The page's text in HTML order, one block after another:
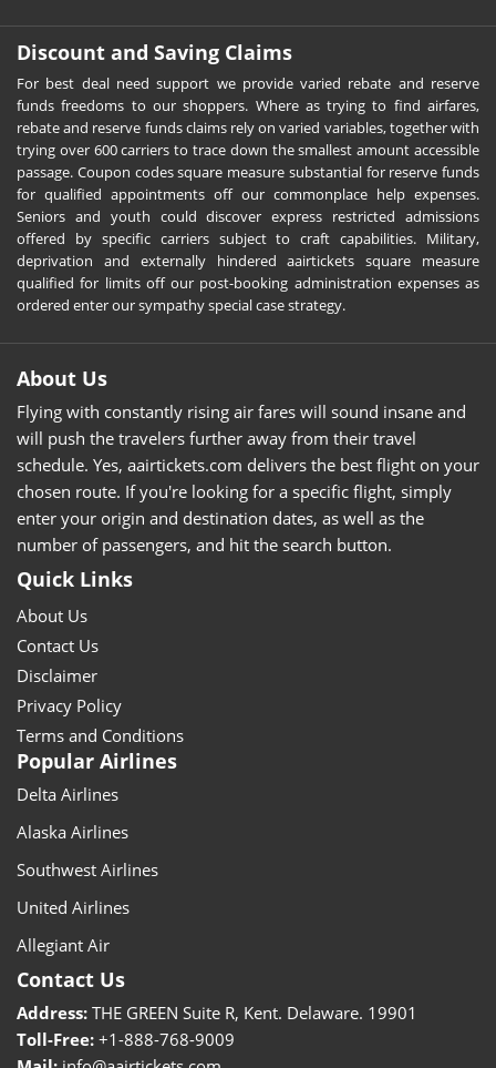
Discount and Saving Claims
For best deal need support we provide varied rebate and reserve
funds freedoms to our shoppers. Where as trying to find airfares,
rebate and reserve funds claims rely on varied variables, together with
trying over 600 carriers to trace down the smallest amount accessible
passage. Coupon codes square measure substantial for reserve funds
for qualified appointments off our commonplace help expenses.
Seniors and youth could discover express restricted admissions
offered by specific carriers subject to craft capabilities. Military,
deprivation and externally hindered aairtickets square measure
qualified for limits off our post-booking administration expenses as
ordered enter our sympathy special case strategy.
About Us
Flying with constantly rising air fares will sound insane and
will push the travelers further away from their travel
schedule. Yes, aairtickets.com delivers the best flight on your
chosen route. If you're looking for a specific flight, simply
enter your origin and destination dates, as well as the
number of passengers, and hit the search button.
Quick Links
About Us
Contact Us
Disclaimer
Privacy Policy
Terms and Conditions
Popular Airlines
Delta Airlines
Alaska Airlines
Southwest Airlines
United Airlines
Allegiant Air
Contact Us
Address: THE GREEN Suite R, Kent. Delaware. 19901
Toll-Free: +1-888-768-9009